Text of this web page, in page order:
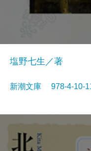
塩野七生／著
新潮文庫 978-4-10-